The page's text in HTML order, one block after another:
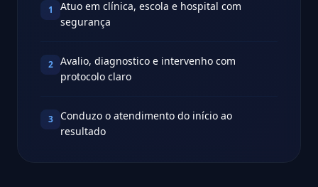
1
Atuo em clínica, escola e hospital com
segurança
2
Avalio, diagnostico e intervenho com
protocolo claro
3
Conduzo o atendimento do início ao
resultado